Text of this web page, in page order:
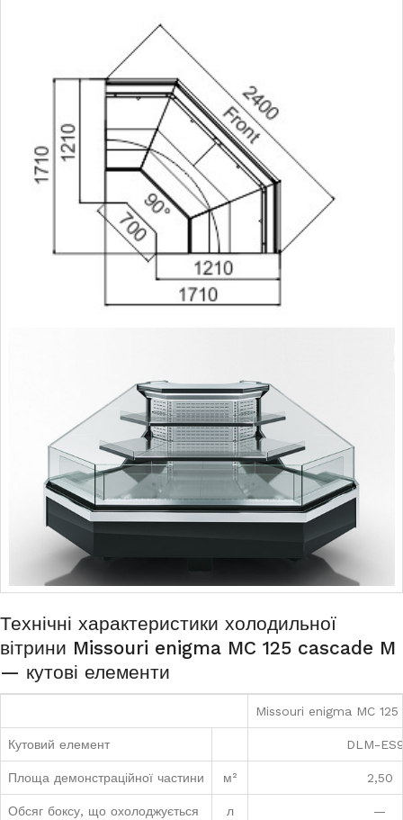
Технічні характеристики холодильної
вітрини Missouri enigma MC 125 cascade M
— кутові елементи
Missouri enigma MC
Кутовий елемент DLM-
Площа демонстраційної частини м² 2,50
Обсяг боксу, що охолоджується л —